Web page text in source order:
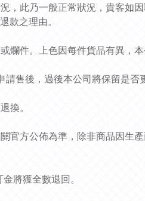
，此乃一般正常狀況，貴客如
款之理由。
爛件。上色因每件貨品有異，
售後，過後本公司將保留是否
換。
官方公佈為準，除非商品因生
將獲全數退回。